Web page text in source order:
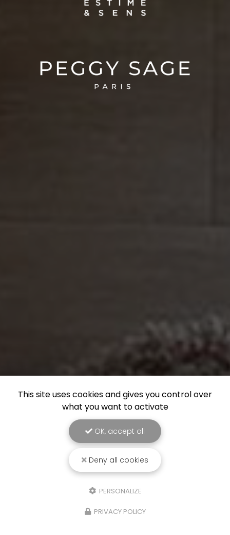
This site uses cookies and gives you control over
what you want to activate
OK, accept all
Deny all cookies
PERSONALIZE
PRIVACY POLICY